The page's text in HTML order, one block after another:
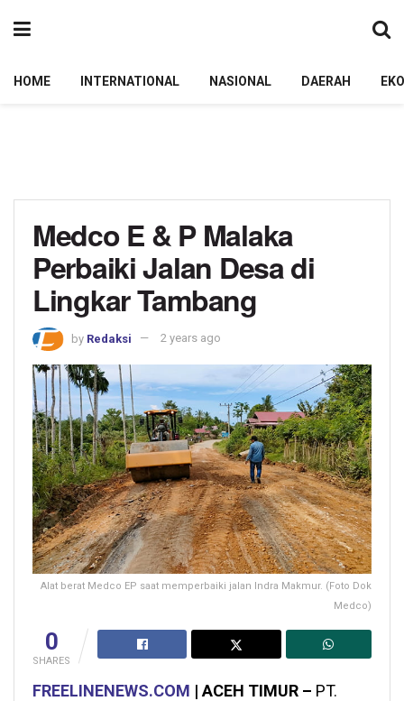
HOME INTERNATIONAL NASIONAL DAERAH
Medco E & P Malaka
Perbaiki Jalan Desa di
Lingkar Tambang
by Redaksi 2 years ago
Alat berat Medco EP saat memperbaiki jalan Indra Makmur. (Foto Dok
Medco)
0
SHARES
FREELINENEWS.COM | ACEH TIMUR – PT.